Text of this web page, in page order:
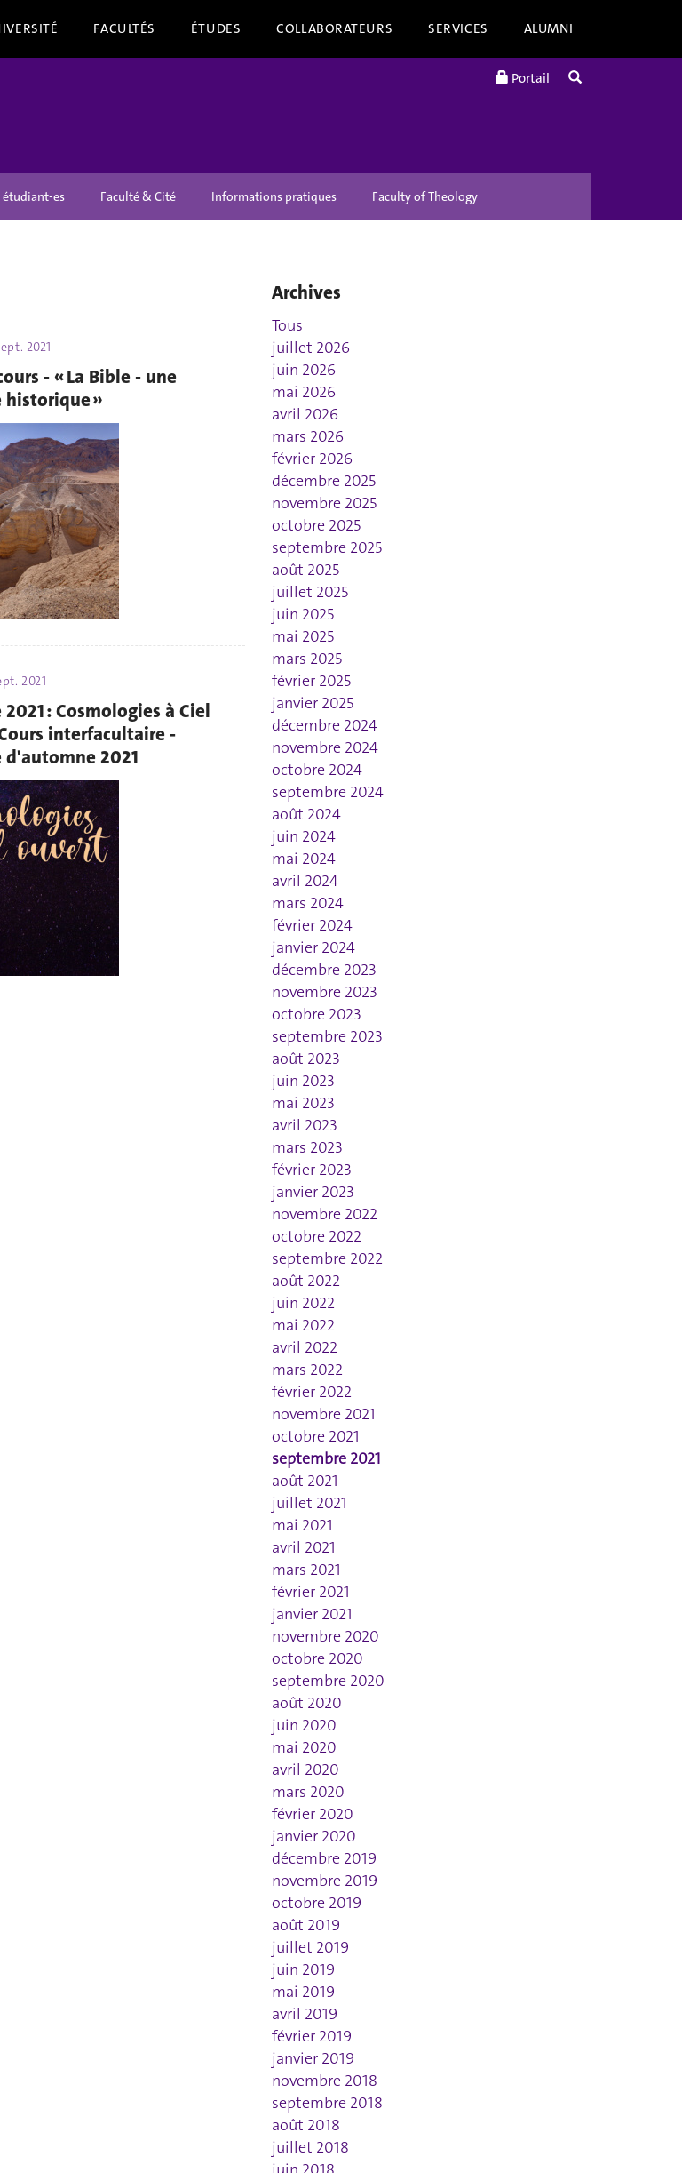
FACULTÉS ÉTUDES COLLABORATEURS SERVICES ALUMNI
Portail
étudiant-es Faculté & Cité Informations pratiques Faculty of Theology
2021
- « La Bible - une
historique »
2021
: Cosmologies à Ciel
interfacultaire -
d'automne 2021
Archives
Tous
juillet 2026
juin 2026
mai 2026
avril 2026
mars 2026
février 2026
décembre 2025
novembre 2025
octobre 2025
septembre 2025
août 2025
juillet 2025
juin 2025
mai 2025
mars 2025
février 2025
janvier 2025
décembre 2024
novembre 2024
octobre 2024
septembre 2024
août 2024
juin 2024
mai 2024
avril 2024
mars 2024
février 2024
janvier 2024
décembre 2023
novembre 2023
octobre 2023
septembre 2023
août 2023
juin 2023
mai 2023
avril 2023
mars 2023
février 2023
janvier 2023
novembre 2022
octobre 2022
septembre 2022
août 2022
juin 2022
mai 2022
avril 2022
mars 2022
février 2022
novembre 2021
octobre 2021
septembre 2021
août 2021
juillet 2021
mai 2021
avril 2021
mars 2021
février 2021
janvier 2021
novembre 2020
octobre 2020
septembre 2020
août 2020
juin 2020
mai 2020
avril 2020
mars 2020
février 2020
janvier 2020
décembre 2019
novembre 2019
octobre 2019
août 2019
juillet 2019
juin 2019
mai 2019
avril 2019
février 2019
janvier 2019
novembre 2018
septembre 2018
août 2018
juillet 2018